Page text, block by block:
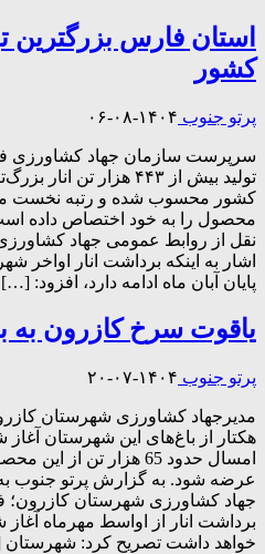
استان فارس بزرگترین
کشور
پرتو جنوب ۱۴۰۴-۰۸-۰۶
سرپرست سازمان جهاد کشاورزی
تولید بیش از ۴۴۳ هزار تن
کشور محسوب شده و رتبه نخست
محصول را به خود اختصاص داده
نقل از روابط عمومی جهاد
اشار به اینکه برداشت انار اواخر
پایان آبان ماه ادامه دارد، افزود: […]
یاقوت سرخ کازرون به
پرتو جنوب ۱۴۰۴-۰۷-۲۰
هکتار از باغ‌های این شهرستان
امسال حدود 65 هزار تن
عرضه شود. به گزارش پرتو جنوب
جهاد کشاورزی شهرستان کازرون؛
برداشت انار از اواسط مهرماه آغاز
خواهد داشت تصریح کرد: